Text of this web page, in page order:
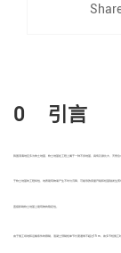
0 引言
我国滨海地区多为软土地基，软土地基在工程上属于一种不良地基，具有孔隙比大、天然
于软土地基的工程特性，地表建筑物易产生不均匀沉降，可能导致房屋开裂和桩基础发生剪
直接影响软土地基上建筑物的稳定性。
由于施工场地和运输条件的限制，混凝土预制桩单节长度通常不超过15 m，故多节桩施工